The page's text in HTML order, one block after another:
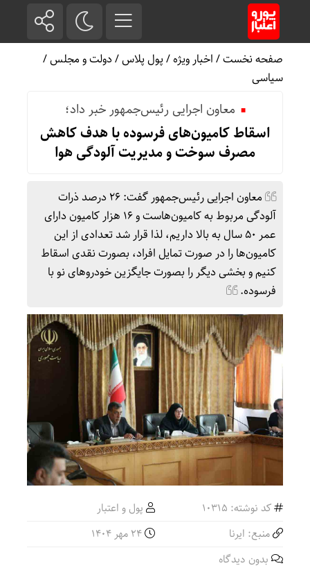
صفحه نخست/اخبار ویژه/پول پلاس/دولت و مجلس/
سیاسی
معاون اجرایی رئیس‌جمهور خبر داد؛
اسقاط کامیون‌های فرسوده با هدف کاهش
مصرف سوخت و مدیریت آلودگی هوا
معاون اجرایی رئیس‌جمهور گفت: ۲۶ درصد ذرات
آلودگی مربوط به کامیون‌هاست و ۱۶ هزار کامیون دارای
عمر ۵۰ سال به بالا داریم، لذا قرار شد تعدادی از این
کامیون‌ها را در صورت تمایل افراد، بصورت نقدی اسقاط
کنیم و بخشی دیگر را بصورت جایگزین خودروهای نو با
فرسوده.
کد نوشته: 10315
پول و اعتبار
منبع: ایرنا
بدون دیدگاه